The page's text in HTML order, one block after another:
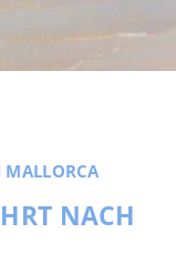
MALLORCA
NACH